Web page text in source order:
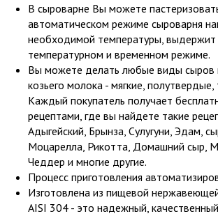
В сыроварне Вы можете
автоматическом режиме сыроварня
необходимой температуры, выдержит
температурном и временном режиме.
Вы можете делать любые виды сыров
козьего молока - мягкие,
Каждый покупатель получает
рецептами, где вы найдете такие
Адыгейский, Брынза, Сулугуни, Эдам,
Моцарелла, Рикотта, Домашний сыр,
Чеддер и многие другие.
Процесс приготовления
Изготовлена из пищевой
AISI 304 - это надежный, качественный